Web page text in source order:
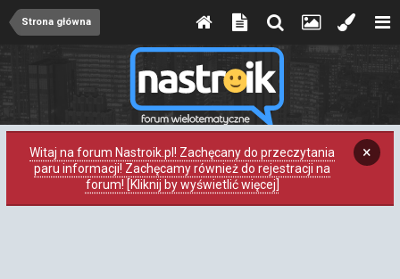
Strona główna
Witaj na forum Nastroik.pl! Zachęcany do przeczytania
paru informacji! Zachęcamy również do rejestracji na
forum! [Kliknij by wyświetlić więcej]
×